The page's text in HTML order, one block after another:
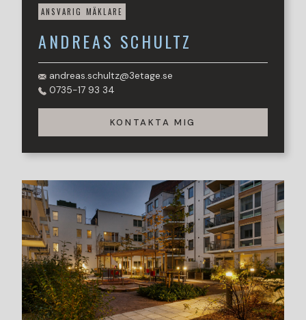
ANSVARIG MÄKLARE
ANDREAS SCHULTZ
andreas.schultz@3etage.se
0735-17 93 34
KONTAKTA MIG